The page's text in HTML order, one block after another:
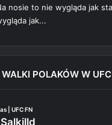
nosie to nie wygląda jak
jak...
POLAKÓW W UFC
| UFC FN